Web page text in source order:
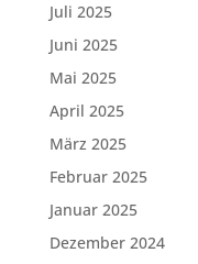
Juli 2025
Juni 2025
Mai 2025
April 2025
März 2025
Februar 2025
Januar 2025
Dezember 2024